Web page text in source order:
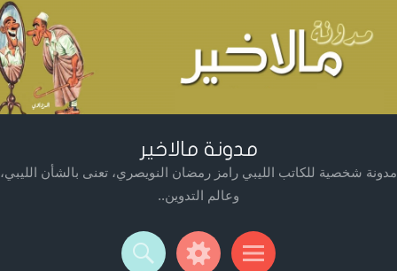
مدونة مالاخير
مدونة شخصية للكاتب الليبي رامز رمضان النويصري، تعنى بالشأن الليبي،
وعالم التدوين..